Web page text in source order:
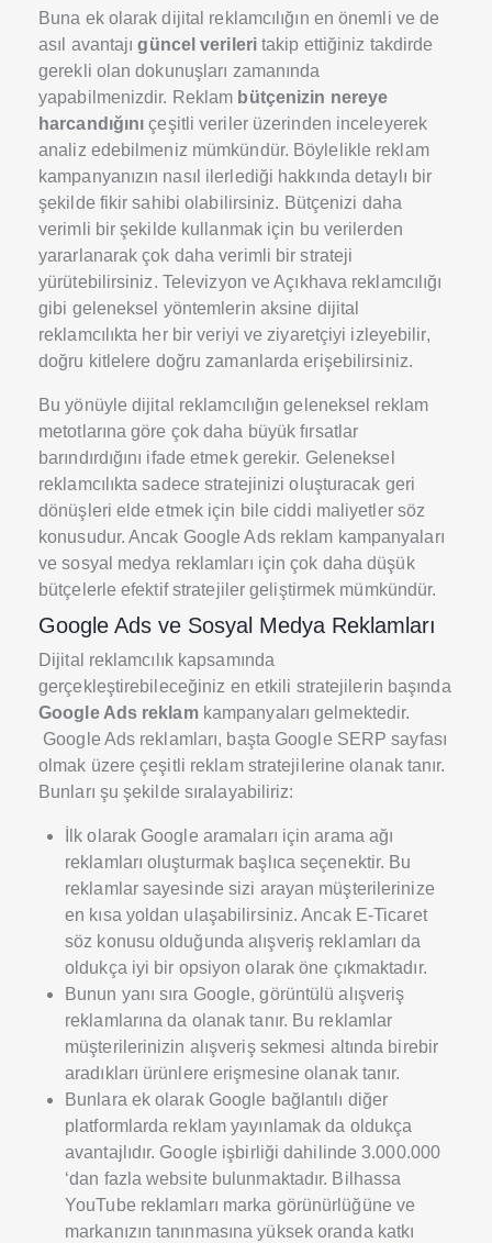
Buna ek olarak dijital reklamcılığın en önemli ve de
asıl avantajıgüncel verileritakip ettiğiniz takdirde
gerekli olan dokunuşları zamanında
yapabilmenizdir. Reklam bütçenizin nereye
harcandığını çeşitli veriler üzerinden inceleyerek
analiz edebilmeniz mümkündür. Böylelikle reklam
kampanyanızın nasıl ilerlediği hakkında detaylı bir
şekilde fikir sahibi olabilirsiniz. Bütçenizi daha
verimli bir şekilde kullanmak için bu verilerden
yararlanarak çok daha verimli bir strateji
yürütebilirsiniz. Televizyon ve Açıkhava reklamcılığı
gibi geleneksel yöntemlerin aksine dijital
reklamcılıkta her bir veriyi ve ziyaretçiyi izleyebilir,
doğru kitlelere doğru zamanlarda erişebilirsiniz.
Bu yönüyle dijital reklamcılığın geleneksel reklam
metotlarına göre çok daha büyük fırsatlar
barındırdığını ifade etmek gerekir. Geleneksel
reklamcılıkta sadece stratejinizi oluşturacak geri
dönüşleri elde etmek için bile ciddi maliyetler söz
konusudur. Ancak Google Ads reklam kampanyaları
ve sosyal medya reklamları için çok daha düşük
bütçelerle efektif stratejiler geliştirmek mümkündür.
Google Ads ve Sosyal Medya Reklamları
Dijital reklamcılık kapsamında
gerçekleştirebileceğiniz en etkili stratejilerin başında
Google Ads reklam kampanyaları gelmektedir.
Google Ads reklamları, başta Google SERP sayfası
olmak üzere çeşitli reklam stratejilerine olanak tanır.
Bunları şu şekilde sıralayabiliriz:
İlk olarak Google aramaları için arama ağı
reklamları oluşturmak başlıca seçenektir. Bu
reklamlar sayesinde sizi arayan müşterilerinize
en kısa yoldan ulaşabilirsiniz. Ancak E-Ticaret
söz konusu olduğunda alışveriş reklamları da
oldukça iyi bir opsiyon olarak öne çıkmaktadır.
Bunun yanı sıra Google, görüntülü alışveriş
reklamlarına da olanak tanır. Bu reklamlar
müşterilerinizin alışveriş sekmesi altında birebir
aradıkları ürünlere erişmesine olanak tanır.
Bunlara ek olarak Google bağlantılı diğer
platformlarda reklam yayınlamak da oldukça
avantajlıdır. Google işbirliği dahilinde 3.000.000
‘dan fazla website bulunmaktadır. Bilhassa
YouTube reklamları marka görünürlüğüne ve
markanızın tanınmasına yüksek oranda katkı